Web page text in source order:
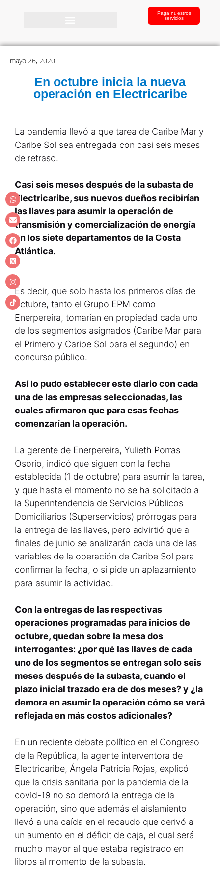
Paga nuestros
servicios
mayo 26, 2020
En octubre inicia la nueva
operación en Electricaribe
La pandemia llevó a que tarea de Caribe Mar y
Caribe Sol sea entregada con casi seis meses
de retraso.
Casi seis meses después de la subasta de
Electricaribe, sus nuevos dueños recibirían
las llaves para asumir la operación de
transmisión y comercialización de energía
en los siete departamentos de la Costa
Atlántica.
Es decir, que solo hasta los primeros días de
octubre, tanto el Grupo EPM como
Enerpereira, tomarían en propiedad cada uno
de los segmentos asignados (Caribe Mar para
el Primero y Caribe Sol para el segundo) en
concurso público.
Así lo pudo establecer este diario con cada
una de las empresas seleccionadas, las
cuales afirmaron que para esas fechas
comenzarían la operación.
La gerente de Enerpereira, Yulieth Porras
Osorio, indicó que siguen con la fecha
establecida (1 de octubre) para asumir la tarea,
y que hasta el momento no se ha solicitado a
la Superintendencia de Servicios Públicos
Domiciliarios (Superservicios) prórrogas para
la entrega de las llaves, pero advirtió que a
finales de junio se analizarán cada una de las
variables de la operación de Caribe Sol para
confirmar la fecha, o si pide un aplazamiento
para asumir la actividad.
Con la entregas de las respectivas
operaciones programadas para inicios de
octubre, quedan sobre la mesa dos
interrogantes: ¿por qué las llaves de cada
uno de los segmentos se entregan solo seis
meses después de la subasta, cuando el
plazo inicial trazado era de dos meses? y ¿la
demora en asumir la operación cómo se verá
reflejada en más costos adicionales?
En un reciente debate político en el Congreso
de la República, la agente interventora de
Electricaribe, Ángela Patricia Rojas, explicó
que la crisis sanitaria por la pandemia de la
covid-19 no so demoró la entrega de la
operación, sino que además el aislamiento
llevó a una caída en el recaudo que derivó a
un aumento en el déficit de caja, el cual será
mucho mayor al que estaba registrado en
libros al momento de la subasta.